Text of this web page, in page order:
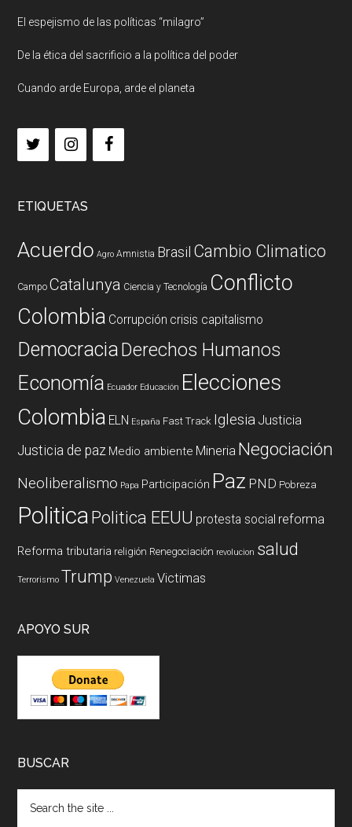
El espejismo de las políticas “milagro”
De la ética del sacrificio a la política del poder
Cuando arde Europa, arde el planeta
ETIQUETAS
Acuerdo Agro Amnistia Brasil Cambio Climatico
Campo Catalunya Ciencia y Tecnología Conflicto
Colombia Corrupción crisis capitalismo
DemocraciaDerechos Humanos
Economía Ecuador Educación Elecciones
Colombia ELN España Fast Track Iglesia Justicia
Justicia de paz Medio ambiente Mineria Negociación
Neoliberalismo Papa Participación Paz PND Pobreza
PoliticaPolitica EEUU protesta social reforma
Reforma tributaria religión Renegociación revolucion salud
Terrorismo Trump Venezuela Victimas
APOYO SUR
BUSCAR